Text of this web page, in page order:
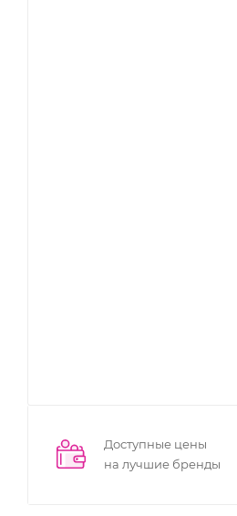
Доступные цены
на лучшие бренды